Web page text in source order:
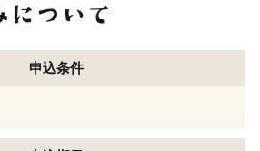
申込条件